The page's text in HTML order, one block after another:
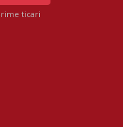
ticari